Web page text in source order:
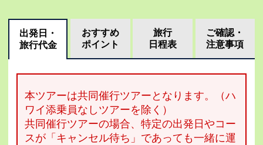
出発日・
旅行代金
おすすめ
ポイント
旅行
日程表
ご確認・
注意事項
本ツアーは共同催行ツアーとなります。（ハ
ワイ添乗員なしツアーを除く）
共同催行ツアーの場合、特定の出発日やコー
スが「キャンセル待ち」であっても一緒に運